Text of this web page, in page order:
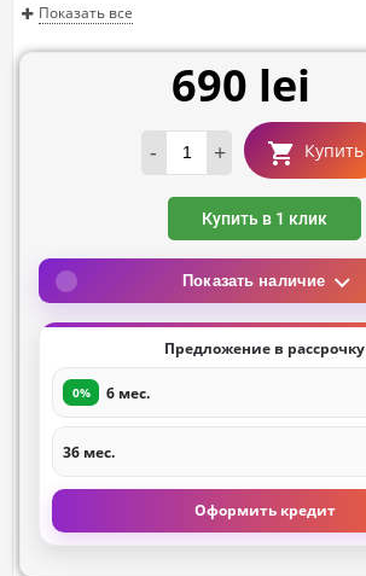
Показать все
690 lei
- + Купить
Купить в 1 клик
Показать наличие
Предложение в рассрочку
0% 6 мес.
36 мес.
Оформить кредит